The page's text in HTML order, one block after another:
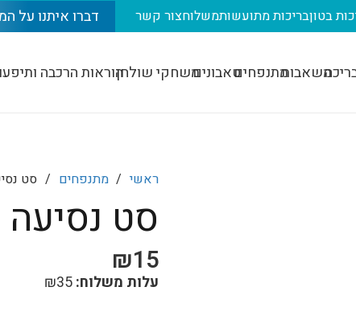
בטוןבריכות מתועשותמשלוחצור קשר דברו איתנו על
משאבותמתנפחיםטאבוניםמשחקי שולחןהוראות הרכבה
ראשי / מתנפחים / סט
סט נסיעה
₪15
עלות משלוח: ₪35